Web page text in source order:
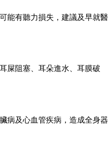
能有聽力損失，建議及早就醫
屎阻塞、耳朵進水、耳膜破
病及心血管疾病，造成全身器